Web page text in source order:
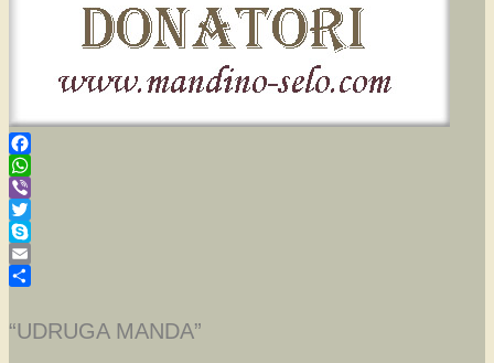
Facebook
WhatsApp
Viber
Twitter
Skype
Email
“UDRUGA MANDA”